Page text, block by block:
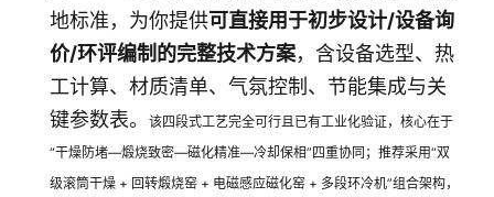
地标准，为你提供可直接用于初步设计/设备询
价/环评编制的完整技术方案，含设备选型、热
工计算、材质清单、气氛控制、节能集成与关
键参数表。
该四段式工艺完全可行且已有工业化验证，核心在于
“干燥防堵—煅烧致密—磁化精准—冷却保相”四重协同；推荐采用“双
级滚筒干燥 + 回转煅烧窑 + 电磁感应磁化窑 + 多段环冷机”组合架构，